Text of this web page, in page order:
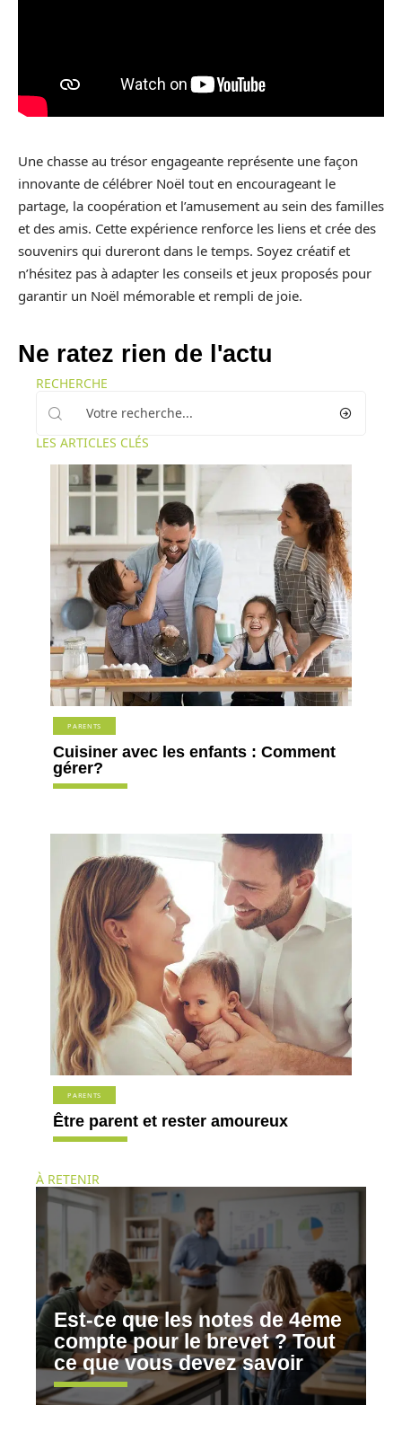
Une chasse au trésor engageante représente une façon
innovante de célébrer Noël tout en encourageant le
partage, la coopération et l’amusement au sein des familles
et des amis. Cette expérience renforce les liens et crée des
souvenirs qui dureront dans le temps. Soyez créatif et
n’hésitez pas à adapter les conseils et jeux proposés pour
garantir un Noël mémorable et rempli de joie.
Ne ratez rien de l'actu
RECHERCHE
LES ARTICLES CLÉS
PARENTS
Cuisiner avec les enfants : Comment
gérer?
PARENTS
Être parent et rester amoureux
À RETENIR
Est-ce que les notes de 4eme
compte pour le brevet ? Tout
ce que vous devez savoir